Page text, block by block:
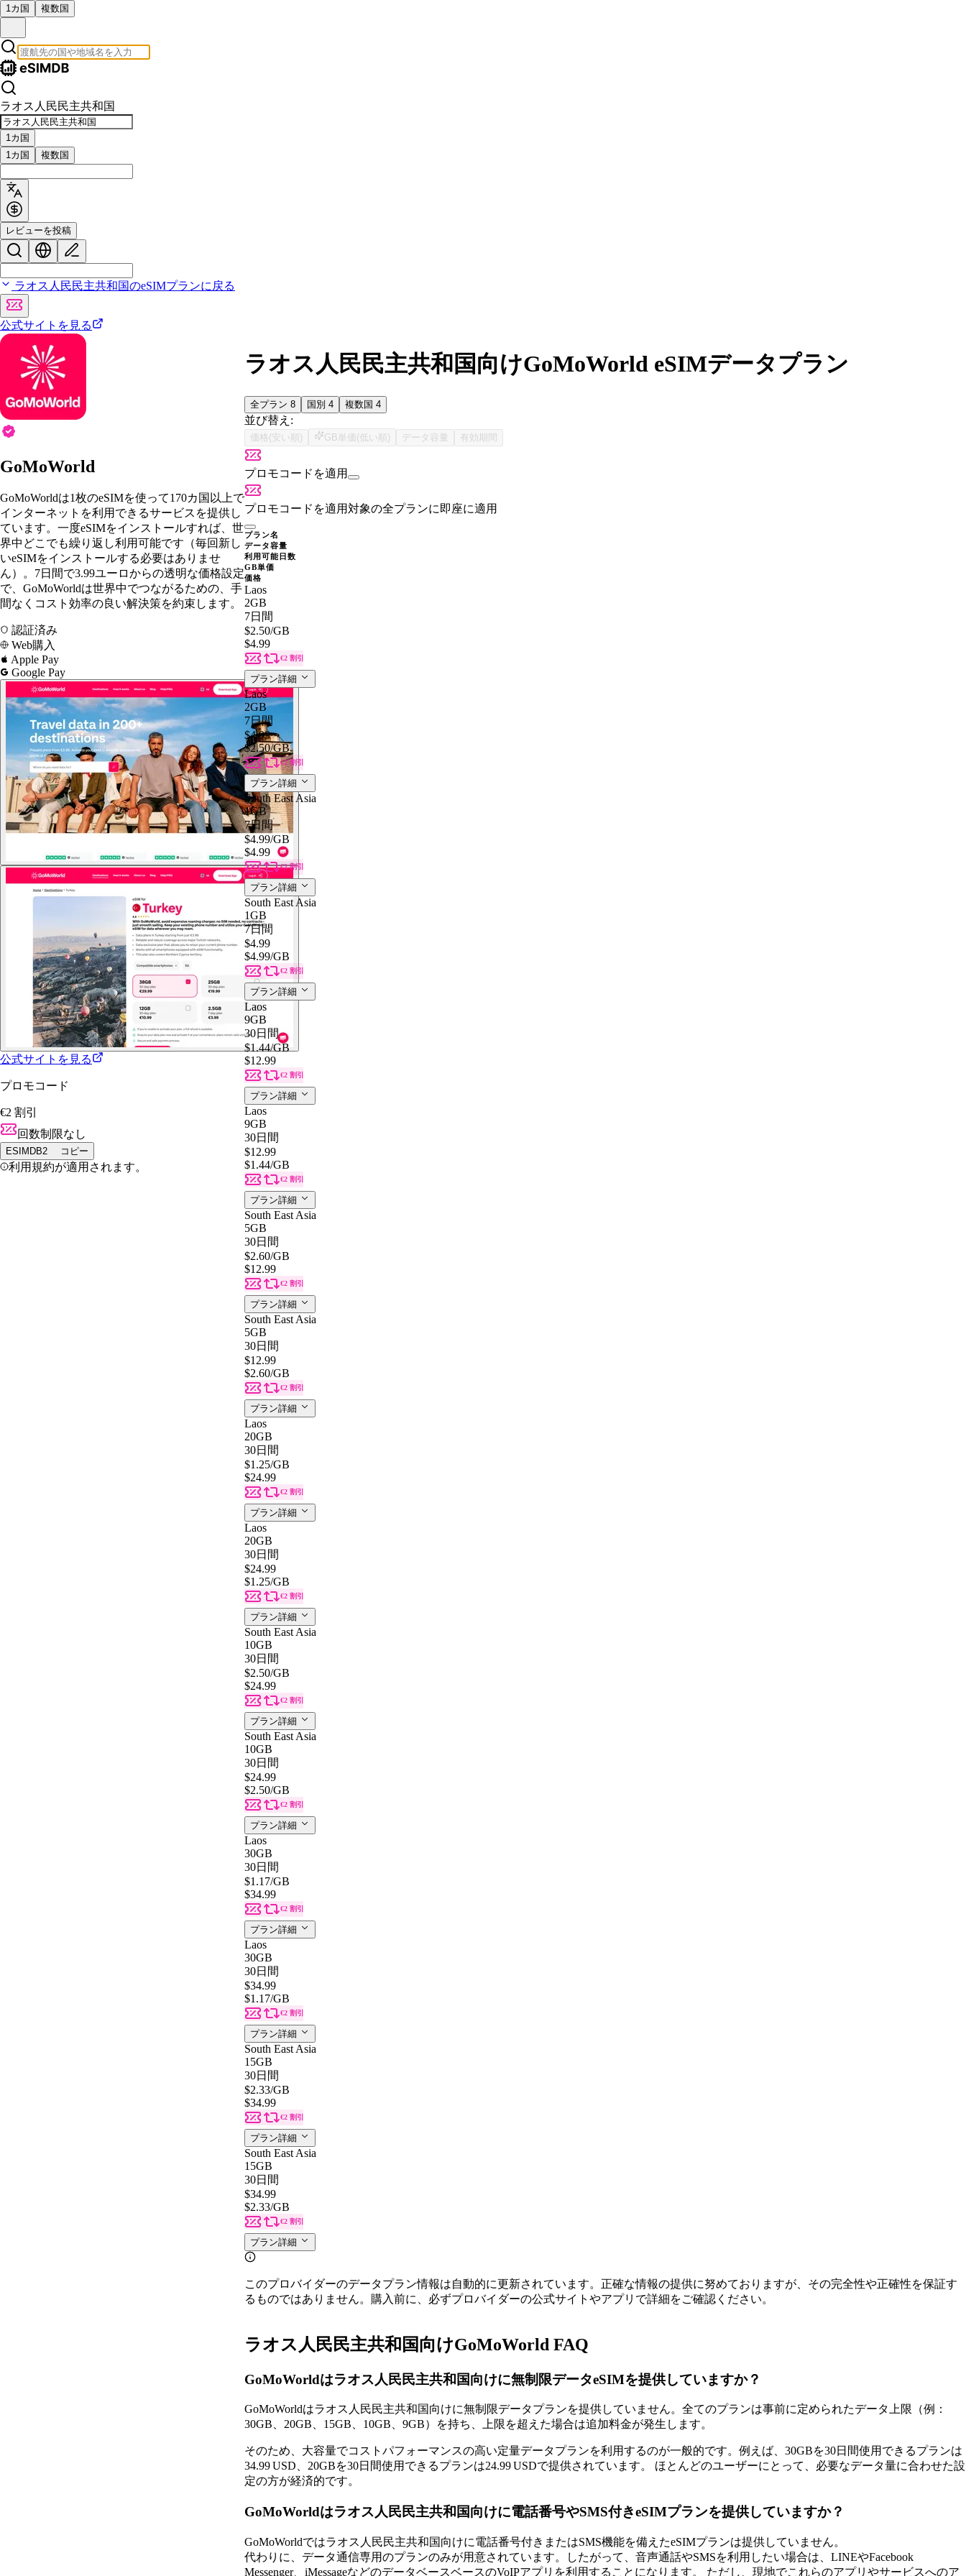
1カ国 複数国
ラオス人民民主共和国
1カ国
1カ国
複数国
レビューを投稿
ラオス人民民主共和国のeSIMプランに戻る
公式サイトを見る
GoMoWorld
GoMoWorldは1枚のeSIMを使って170カ国以上で
インターネットを利用できるサービスを提供し
ています。一度eSIMをインストールすれば、世
界中どこでも繰り返し利用可能です（毎回新し
いeSIMをインストールする必要はありませ
ん）。7日間で3.99ユーロからの透明な価格設定
で、GoMoWorldは世界中でつながるための、手
間なくコスト効率の良い解決策を約束します。
認証済み
Web購入
Apple Pay
Google Pay
公式サイトを見る
プロモコード
€2 割引
回数制限なし
ESIMDB2 コピー
利用規約が適用されます。
ラオス人民民主共和国向けGoMoWorld eSIMデータプラン
全プラン 8 国別 4 複数国 4
並び替え:
価格(安い順) GB単価(低い順) データ容量 有効期間
プロモコードを適用
プロモコードを適用対象の全プランに即座に適用
プラン名
データ容量
利用可能日数
GB単価
価格
Laos
2GB
7日間
$2.50/GB
$4.99
€2 割引
プラン詳細
Laos
2GB
7日間
$4.99
$2.50/GB
€2 割引
プラン詳細
South East Asia
1GB
7日間
$4.99/GB
$4.99
€2 割引
プラン詳細
South East Asia
1GB
7日間
$4.99
$4.99/GB
€2 割引
プラン詳細
Laos
9GB
30日間
$1.44/GB
$12.99
€2 割引
プラン詳細
Laos
9GB
30日間
$12.99
$1.44/GB
€2 割引
プラン詳細
South East Asia
5GB
30日間
$2.60/GB
$12.99
€2 割引
プラン詳細
South East Asia
5GB
30日間
$12.99
$2.60/GB
€2 割引
プラン詳細
Laos
20GB
30日間
$1.25/GB
$24.99
€2 割引
プラン詳細
Laos
20GB
30日間
$24.99
$1.25/GB
€2 割引
プラン詳細
South East Asia
10GB
30日間
$2.50/GB
$24.99
€2 割引
プラン詳細
South East Asia
10GB
30日間
$24.99
$2.50/GB
€2 割引
プラン詳細
Laos
30GB
30日間
$1.17/GB
$34.99
€2 割引
プラン詳細
Laos
30GB
30日間
$34.99
$1.17/GB
€2 割引
プラン詳細
South East Asia
15GB
30日間
$2.33/GB
$34.99
€2 割引
プラン詳細
South East Asia
15GB
30日間
$34.99
$2.33/GB
€2 割引
プラン詳細
このプロバイダーのデータプラン情報は自動的に更新されています。正確な情報の提供に努めておりますが、その完全性や正確性を保証す
るものではありません。購入前に、必ずプロバイダーの公式サイトやアプリで詳細をご確認ください。
ラオス人民民主共和国向けGoMoWorld FAQ
GoMoWorldはラオス人民民主共和国向けに無制限データeSIMを提供していますか？
GoMoWorldはラオス人民民主共和国向けに無制限データプランを提供していません。全てのプランは事前に定められたデータ上限（例：
30GB、20GB、15GB、10GB、9GB）を持ち、上限を超えた場合は追加料金が発生します。
そのため、大容量でコストパフォーマンスの高い定量データプランを利用するのが一般的です。例えば、30GBを30日間使用できるプランは
34.99 USD、20GBを30日間使用できるプランは24.99 USDで提供されています。 ほとんどのユーザーにとって、必要なデータ量に合わせた設
定の方が経済的です。
GoMoWorldはラオス人民民主共和国向けに電話番号やSMS付きeSIMプランを提供していますか？
GoMoWorldではラオス人民民主共和国向けに電話番号付きまたはSMS機能を備えたeSIMプランは提供していません。
代わりに、データ通信専用のプランのみが用意されています。したがって、音声通話やSMSを利用したい場合は、LINEやFacebook
Messenger、iMessageなどのデータベースベースのVoIPアプリを利用することになります。 ただし、現地でこれらのアプリやサービスへのア